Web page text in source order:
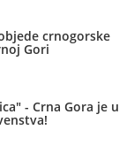
crnogorske
Gori
- Crna Gora je u